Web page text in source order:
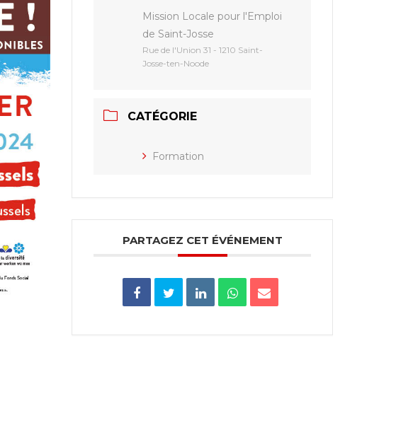
Mission Locale pour l'Emploi
de Saint-Josse
Rue de l'Union 31 - 1210 Saint-
Josse-ten-Noode
CATÉGORIE
Formation
PARTAGEZ CET ÉVÉNEMENT